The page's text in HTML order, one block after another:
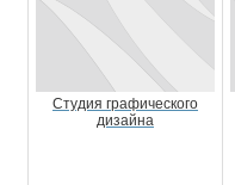
Студия графического
дизайна